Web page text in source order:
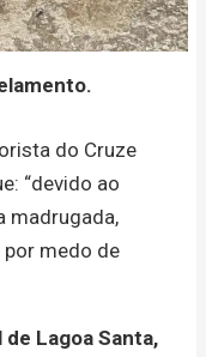
do Cruze
“devido ao
madrugada,
medo de
Lagoa Santa,